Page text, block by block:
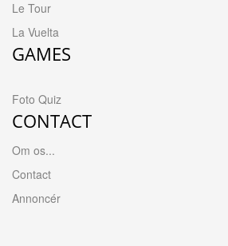
Le Tour
La Vuelta
GAMES
Foto Quiz
CONTACT
Om os...
Contact
Annoncér